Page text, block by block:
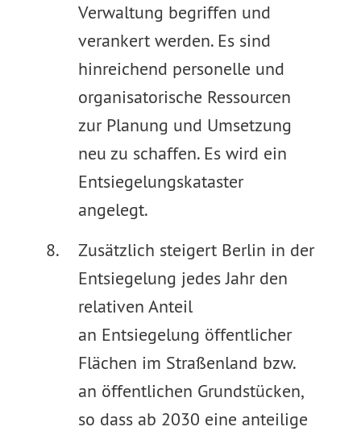
Verwaltung begriffen und
verankert werden. Es sind
hinreichend personelle und
organisatorische Ressourcen
zur Planung und Umsetzung
neu zu schaffen. Es wird ein
Entsiegelungskataster
angelegt.
Zusätzlich steigert Berlin in der
Entsiegelung jedes Jahr den
relativen Anteil
an Entsiegelung öffentlicher
Flächen im Straßenland bzw.
an öffentlichen Grundstücken,
so dass ab 2030 eine anteilige